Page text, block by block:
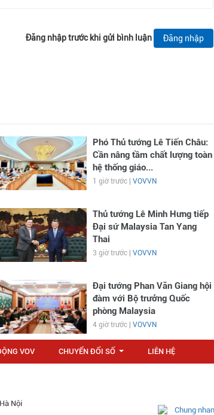
Đăng nhập trước khi gửi bình luận Đăng nhập
Phó Thủ tướng Lê Tiến Châu:
Cần nâng tầm chất lượng toàn
hệ thống giáo...
1 giờ trước | VOVVN
Thủ tướng Lê Minh Hưng tiếp
Đại sứ Malaysia Tan Yang
Thai
3 giờ trước | VOVVN
Đại tướng Phan Văn Giang hội
đàm với Bộ trưởng Quốc
phòng Malaysia
4 giờ trước | VOVVN
VOV CHUYỂN ĐỔI SỐ LIÊN HỆ
Nội